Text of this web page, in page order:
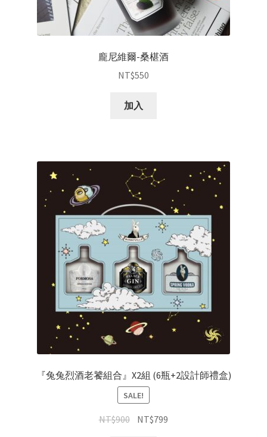
龐尼維爾-桑椹酒
NT$550
加入
『兔兔烈酒老饕組合』X2組 (6瓶+2設計師禮盒)
SALE!
NT$900 NT$799